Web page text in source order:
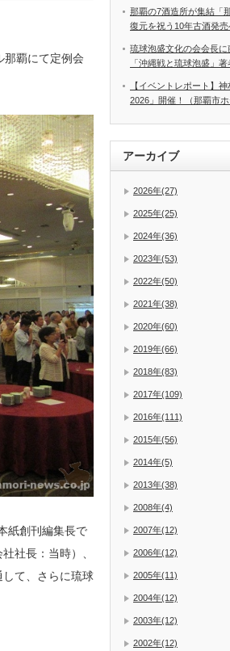
那覇にて定例会
紙創刊編集長で
社長：当時）、
て、さらに琉球
那覇の7酒造所が集結「
復元を祝う10年古酒発売
琉球泡盛文化の会会長
「沖縄戦と琉球泡盛」
【イベントレポート】
2026」開催！（那覇市
アーカイブ
2026年(27)
2025年(25)
2024年(36)
2023年(53)
2022年(50)
2021年(38)
2020年(60)
2019年(66)
2018年(83)
2017年(109)
2016年(111)
2015年(56)
2014年(5)
2013年(38)
2008年(4)
2007年(12)
2006年(12)
2005年(11)
2004年(12)
2003年(12)
2002年(12)